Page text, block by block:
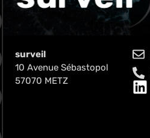
surveil
10 Avenue Sébastopol
57070 METZ